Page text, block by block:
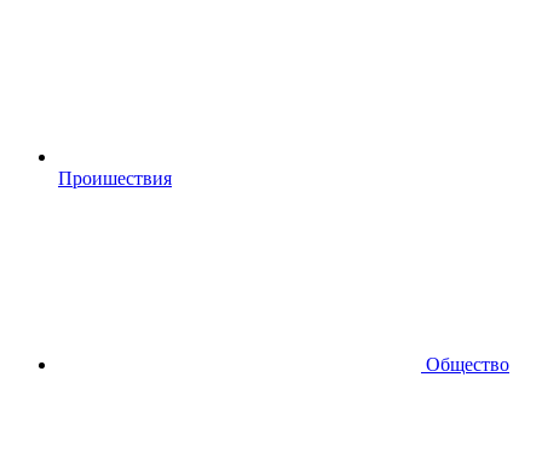
Проишествия
Общество